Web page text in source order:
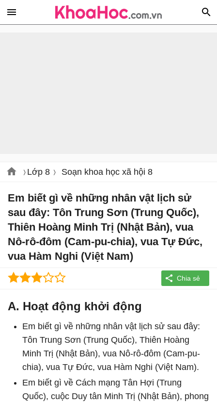
Lớp 8 Soạn khoa học xã hội 8
Em biết gì về những nhân vật lịch sử
sau đây: Tôn Trung Sơn (Trung Quốc),
Thiên Hoàng Minh Trị (Nhật Bản), vua
Nô-rô-đôm (Cam-pu-chia), vua Tự Đức,
vua Hàm Nghi (Việt Nam)
A. Hoạt động khởi động
Em biết gì về những nhân vật lịch sử sau đây:
Tôn Trung Sơn (Trung Quốc), Thiên Hoàng
Minh Trị (Nhật Bản), vua Nô-rô-đôm (Cam-pu-
chia), vua Tự Đức, vua Hàm Nghi (Việt Nam).
Em biết gì về Cách mạng Tân Hợi (Trung
Quốc), cuộc Duy tân Minh Trị (Nhật Bản), phong